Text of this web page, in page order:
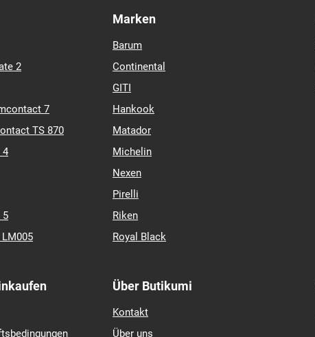
2
7
TS 870
4
5
Marken
Barum
Continental
GITI
Hankook
Matador
Michelin
Nexen
Pirelli
Riken
Royal Black
Über Butikumi
Kontakt
Über uns